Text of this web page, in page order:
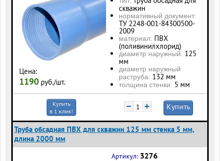
Цена:
1190 руб./шт.
скважин
нормативный документ:
ТУ 2248-001-84300500-
2009
материал: ПВХ
(поливинилхлорид)
диаметр наружный: 125
мм
диаметр наружный
раструба: 132 мм
толщина стенки: 5 мм
Купить
в 1 клик!
− + Купить
Труба обсадная ПВХ для скважин 125 мм стенка 5 мм,
длина 2000 мм
Артикул: 3276